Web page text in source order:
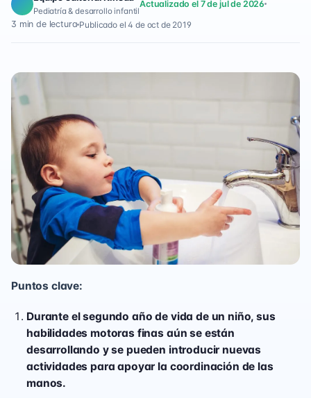
Pediatría & desarrollo infantil
Actualizado el 7 de jul de 2026
3 min de lectura Publicado el 4 de oct de 2019
Puntos clave:
Durante el segundo año de vida de un niño, sus
habilidades motoras finas aún se están
desarrollando y se pueden introducir nuevas
actividades para apoyar la coordinación de las
manos.